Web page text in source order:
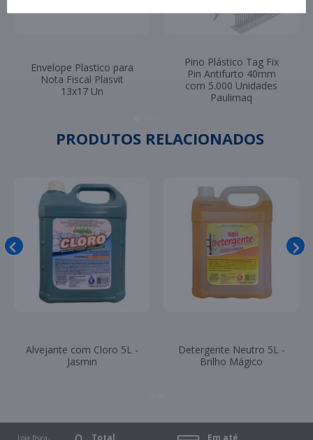
Envelope Plastico para
Nota Fiscal Plasvit
13x17 Un
Pino Plástico Tag Fix
Pin Antifurto 40mm
com 5.000 Unidades
Paulimaq
PRODUTOS RELACIONADOS
Alvejante com Cloro 5L -
Jasmin
Detergente Neutro 5L -
Brilho Mágico
Loja física, Total Em até